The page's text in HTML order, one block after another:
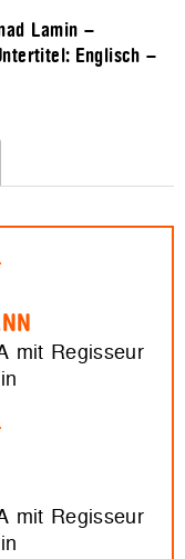
Lamin –
Englisch –
mit Regisseur
mit Regisseur